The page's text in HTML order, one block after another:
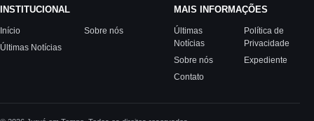
INSTITUCIONAL
Início
Últimas Notícias
Sobre nós
MAIS INFORMAÇÕES
Últimas
Notícias
Sobre nós
Contato
Política de
Privacidade
Expediente